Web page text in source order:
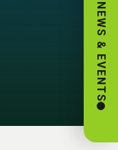
NEWS & EVENTS